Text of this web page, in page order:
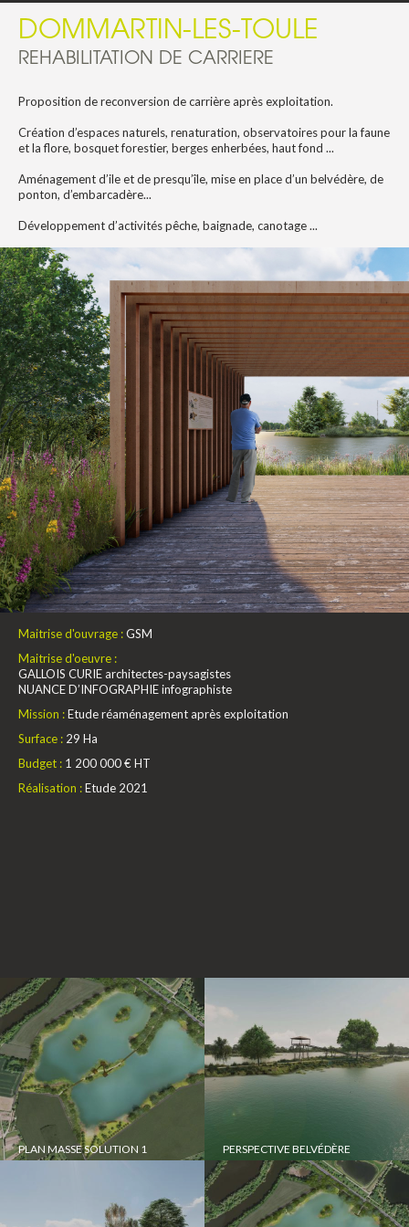
DOMMARTIN-LES-TOULE
REHABILITATION DE CARRIERE
Proposition de reconversion de carrière après exploitation.
Création d’espaces naturels, renaturation, observatoires pour la faune
et la flore, bosquet forestier, berges enherbées, haut fond ...
Aménagement d’ile et de presqu’île, mise en place d’un belvédère, de
ponton, d’embarcadère...
Développement d’activités pêche, baignade, canotage ...
Maitrise d'ouvrage :GSM
Maitrise d'oeuvre :
GALLOIS CURIE architectes-paysagistes
NUANCE D’INFOGRAPHIE infographiste
Mission :Etude réaménagement après exploitation
Surface : 29 Ha
Budget : 1 200 000 € HT
Réalisation :Etude 2021
PLAN MASSE SOLUTION 1 PERSPECTIVE BELVÉDÈRE